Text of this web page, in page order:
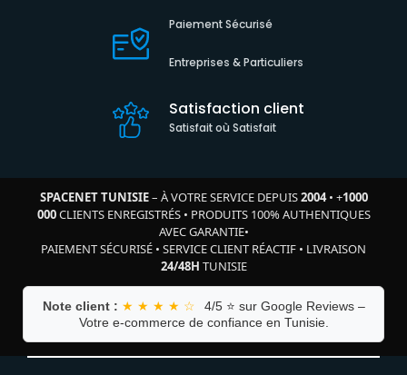
Paiement Sécurisé
Entreprises & Particuliers
Satisfaction client
Satisfait où Satisfait
SPACENET TUNISIE– À VOTRE SERVICE DEPUIS2004• +1000
000CLIENTS ENREGISTRÉS• PRODUITS 100% AUTHENTIQUES
AVEC GARANTIE•
PAIEMENT SÉCURISÉ • SERVICE CLIENT RÉACTIF • LIVRAISON
24/48H TUNISIE
Note client : ★ ★ ★ ★ ☆
4/5 ⭐ sur Google Reviews –
Votre e-commerce de confiance en Tunisie.